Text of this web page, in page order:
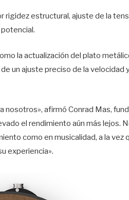
rigidez estructural, ajuste de la
la actualización del plato
un ajuste preciso de la
afirmó Conrad Mas,
el rendimiento aún más lejos.
como en musicalidad, a la vez
experiencia».